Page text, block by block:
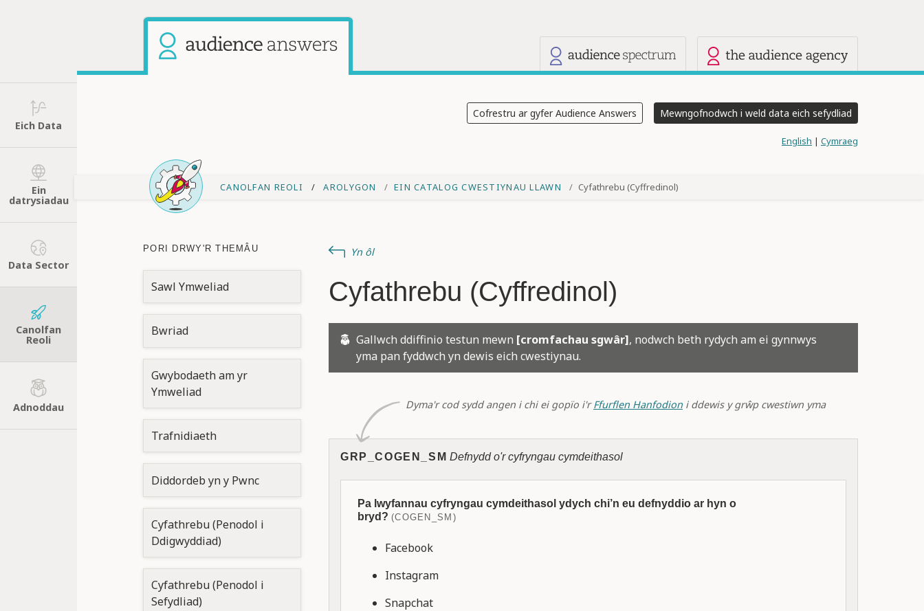
Eich Data
Ein
datrysiadau
Data Sector
Canolfan
Reoli
Adnoddau
Cofrestru ar gyfer Audience Answers Mewngofnodwch i weld data eich sefydliad
English | Cymraeg
CANOLFAN REOLI AROLYGON EIN CATALOG CWESTIYNAU LLAWN Cyfathrebu (Cyffredinol)
PORI DRWY'R THEMÂU
Sawl Ymweliad
Bwriad
Gwybodaeth am yr
Ymweliad
Trafnidiaeth
Diddordeb yn y Pwnc
Cyfathrebu (Penodol i
Ddigwyddiad)
Cyfathrebu (Penodol i
Sefydliad)
Yn ôl
Cyfathrebu (Cyffredinol)
Gallwch ddiffinio testun mewn [cromfachau sgwâr], nodwch beth rydych am ei gynnwys
yma pan fyddwch yn dewis eich cwestiynau.
Dyma'r cod sydd angen i chi ei gopïo i'rFfurflen Hanfodion i ddewis y grŵp cwestiwn yma
GRP_COGEN_SM Defnydd o'r cyfryngau cymdeithasol
Pa lwyfannau cyfryngau cymdeithasol ydych chi’n eu defnyddio ar hyn o
bryd? (COGEN_SM)
Facebook
Instagram
Snapchat